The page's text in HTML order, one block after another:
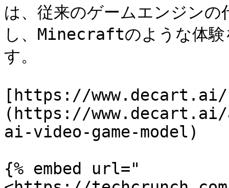
は、従来のゲームエンジン
し、Minecraftのような体験
す。
[https://
(https://
ai-video-game-model)
{% embed url="